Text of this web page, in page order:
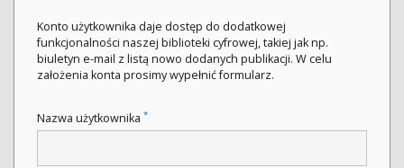
Konto użytkownika daje dostęp do dodatkowej
funkcjonalności naszej biblioteki cyfrowej, takiej jak np.
biuletyn e-mail z listą nowo dodanych publikacji. W celu
założenia konta prosimy wypełnić formularz.
Nazwa użytkownika *